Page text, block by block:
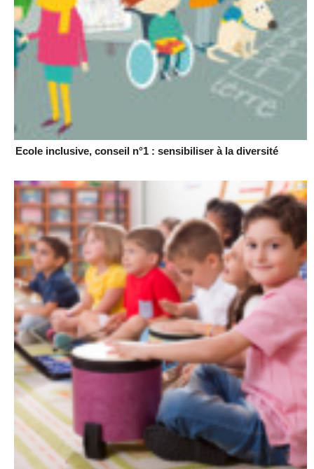
Ecole inclusive, conseil n°1 : sensibiliser à la diversité